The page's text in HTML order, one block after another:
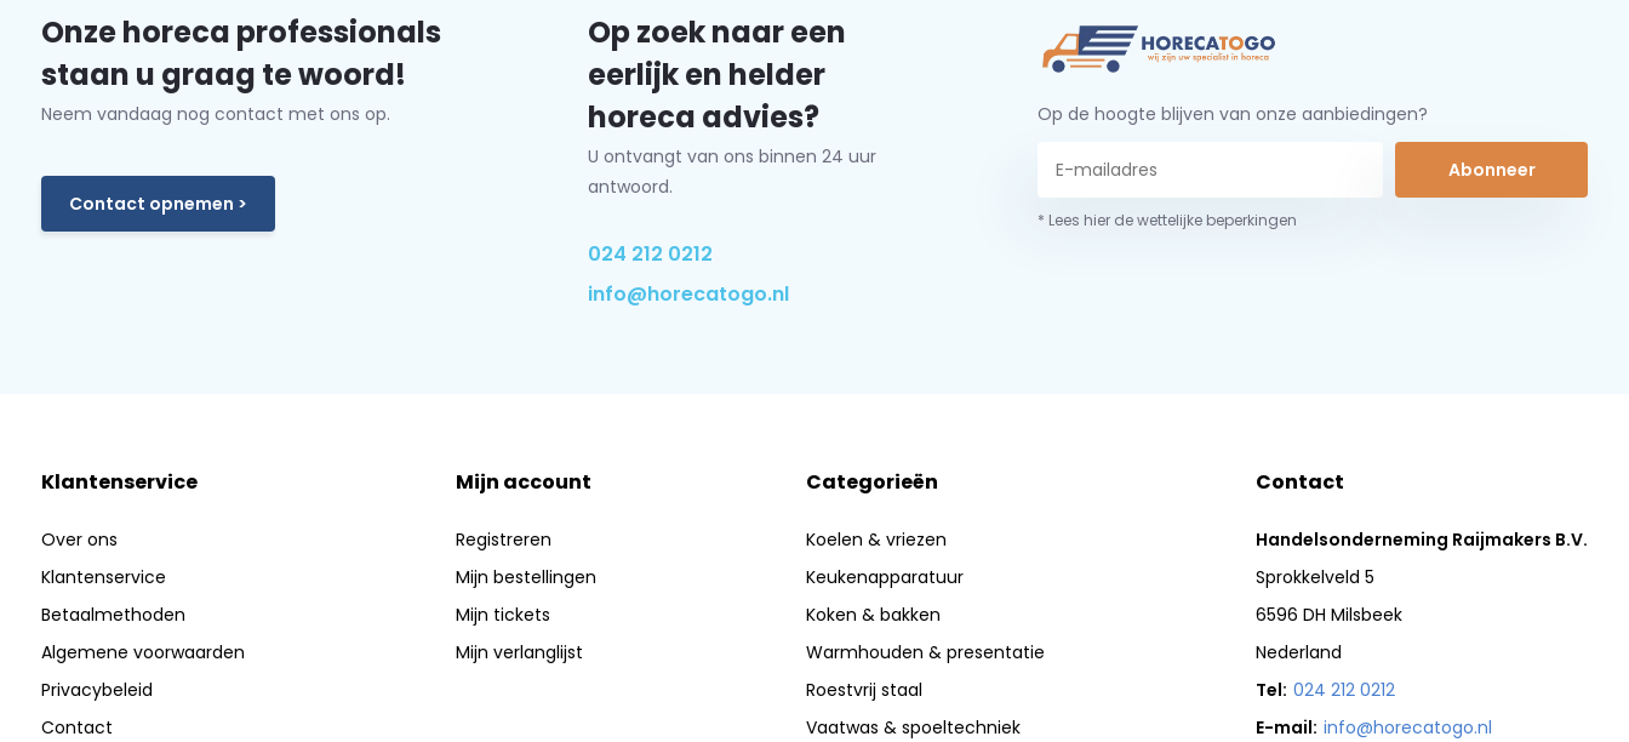
Onze horeca professionals
staan u graag te woord!
Neem vandaag nog contact met ons op.
Contact opnemen >
Op zoek naar een
eerlijk en helder
horeca advies?
U ontvangt van ons binnen 24 uur
antwoord.
024 212 0212
info@horecatogo.nl
Op de hoogte blijven van onze aanbiedingen?
Abonneer
* Lees hier de wettelijke beperkingen
Klantenservice
Over ons
Klantenservice
Betaalmethoden
Algemene voorwaarden
Privacybeleid
Contact
Mijn account
Registreren
Mijn bestellingen
Mijn tickets
Mijn verlanglijst
Categorieën
Koelen & vriezen
Keukenapparatuur
Koken & bakken
Warmhouden & presentatie
Roestvrij staal
Vaatwas & spoeltechniek
Contact
Handelsonderneming Raijmakers B.V.
Sprokkelveld 5
6596 DH Milsbeek
Nederland
Tel: 024 212 0212
E-mail: info@horecatogo.nl